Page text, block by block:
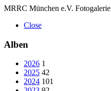
MRRC München e.V. Fotogalerie
Close
Alben
2026 1
2025 42
2024 101